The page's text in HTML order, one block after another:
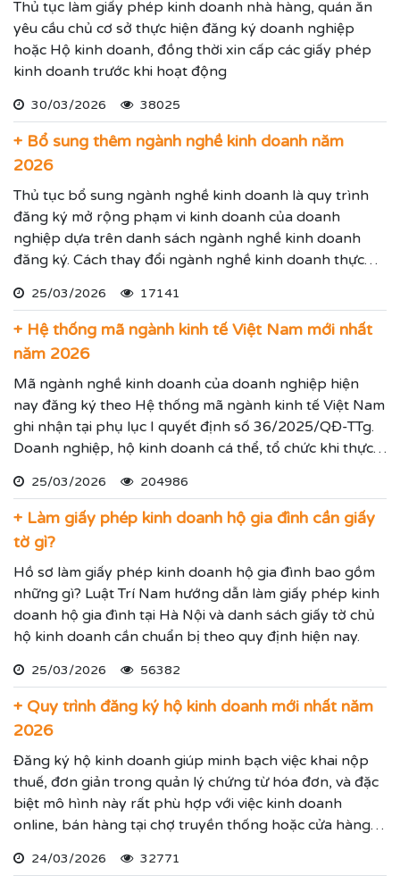
Thủ tục làm giấy phép kinh doanh nhà hàng, quán ăn
yêu cầu chủ cơ sở thực hiện đăng ký doanh nghiệp
hoặc Hộ kinh doanh, đồng thời xin cấp các giấy phép
kinh doanh trước khi hoạt động
30/03/2026 38025
+ Bổ sung thêm ngành nghề kinh doanh năm
2026
Thủ tục bổ sung ngành nghề kinh doanh là quy trình
đăng ký mở rộng phạm vi kinh doanh của doanh
nghiệp dựa trên danh sách ngành nghề kinh doanh
đăng ký. Cách thay đổi ngành nghề kinh doanh thực
25/03/2026 17141
+ Hệ thống mã ngành kinh tế Việt Nam mới nhất
năm 2026
Mã ngành nghề kinh doanh của doanh nghiệp hiện
nay đăng ký theo Hệ thống mã ngành kinh tế Việt Nam
ghi nhận tại phụ lục I quyết định số 36/2025/QĐ-TTg.
Doanh nghiệp, hộ kinh doanh cá thể, tổ chức khi thực
ghi nhận lĩnh vực hoạt động, ngành nghề kinh doanh
theo hệ thống mã ngành kinh tế chúng tôi vừa nêu.
25/03/2026 204986
+ Làm giấy phép kinh doanh hộ gia đình cần giấy
tờ gì?
Hồ sơ làm giấy phép kinh doanh hộ gia đình bao gồm
những gì? Luật Trí Nam hướng dẫn làm giấy phép kinh
doanh hộ gia đình tại Hà Nội và danh sách giấy tờ chủ
hộ kinh doanh cần chuẩn bị theo quy định hiện nay.
25/03/2026 56382
+ Quy trình đăng ký hộ kinh doanh mới nhất năm
2026
Đăng ký hộ kinh doanh giúp minh bạch việc khai nộp
thuế, đơn giản trong quản lý chứng từ hóa đơn, và đặc
biệt mô hình này rất phù hợp với việc kinh doanh
online, bán hàng tại chợ truyền thống hoặc cửa hàng
24/03/2026 32771